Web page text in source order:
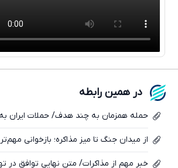
در همین رابطه
حمله همزمان به چند هدف/ حملات ایران به پایگاه های
از میدان جنگ تا میز مذاکره؛ بازخوانی
خبر مهم از مذاکرات/ متن نهایی توافق در